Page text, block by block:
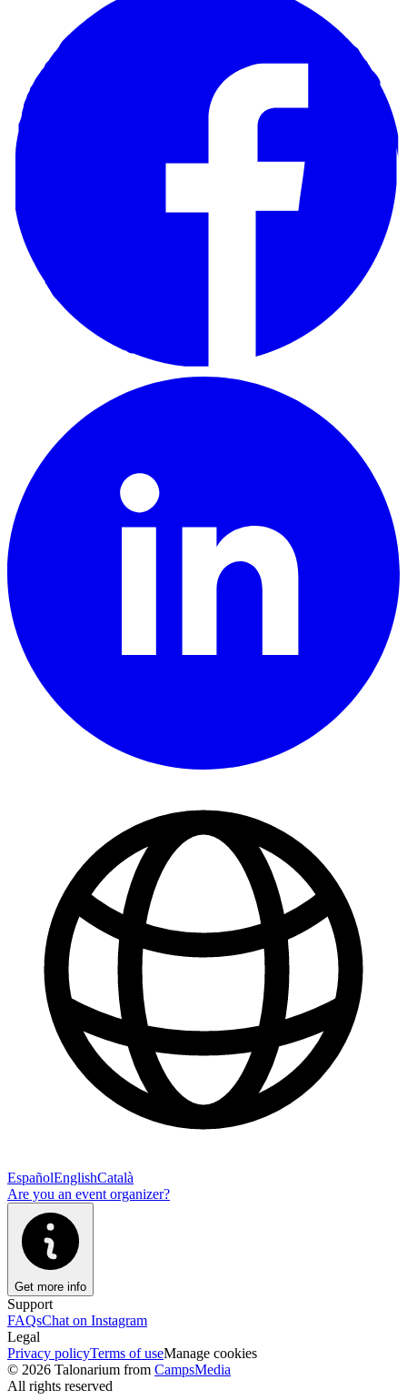
EspañolEnglishCatalà
Are you an event organizer?
Get more info
Support
FAQsChat on Instagram
Legal
Privacy policyTerms of useManage cookies
© 2026 Talonarium from CampsMedia
All rights reserved